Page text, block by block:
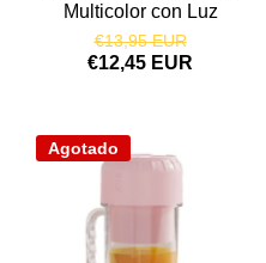
Multicolor con Luz
€13,95 EUR
€12,45 EUR
Agotado